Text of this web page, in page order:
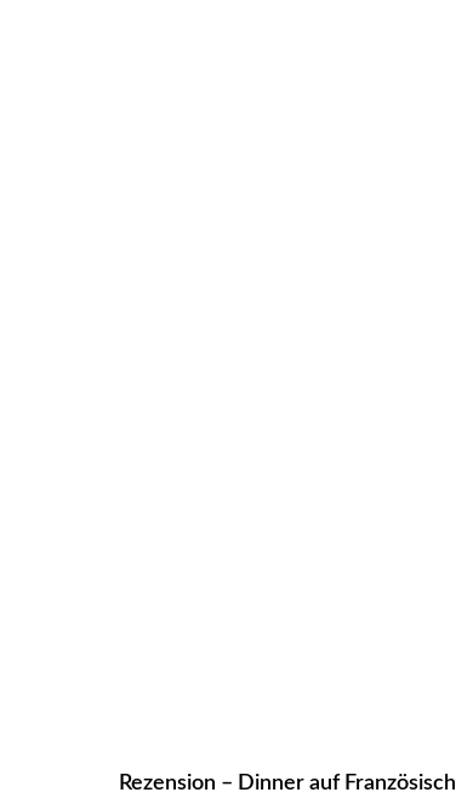
Rezension – Dinner auf Französisch